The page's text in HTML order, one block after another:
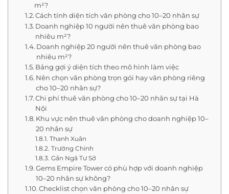
m²?
Cách tính diện tích văn phòng cho 10–20 nhân sự
Doanh nghiệp 10 người nên thuê văn phòng bao
nhiêu m²?
Doanh nghiệp 20 người nên thuê văn phòng bao
nhiêu m²?
Bảng gợi ý diện tích theo mô hình làm việc
Nên chọn văn phòng trọn gói hay văn phòng riêng
cho 10–20 nhân sự?
Chi phí thuê văn phòng cho 10–20 nhân sự tại Hà
Nội
Khu vực nên thuê văn phòng cho doanh nghiệp 10–
20 nhân sự
Thanh Xuân
Trường Chinh
Gần Ngã Tư Sở
Gems Empire Tower có phù hợp với doanh nghiệp
10–20 nhân sự không?
Checklist chọn văn phòng cho 10–20 nhân sự